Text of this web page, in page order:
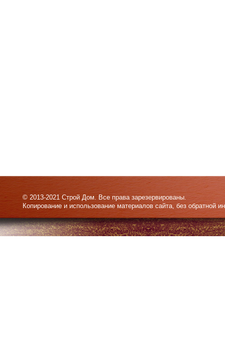
© 2013-2021 Строй Дом. Все права зарезервированы.
Копирование и использование материалов сайта, без обратной